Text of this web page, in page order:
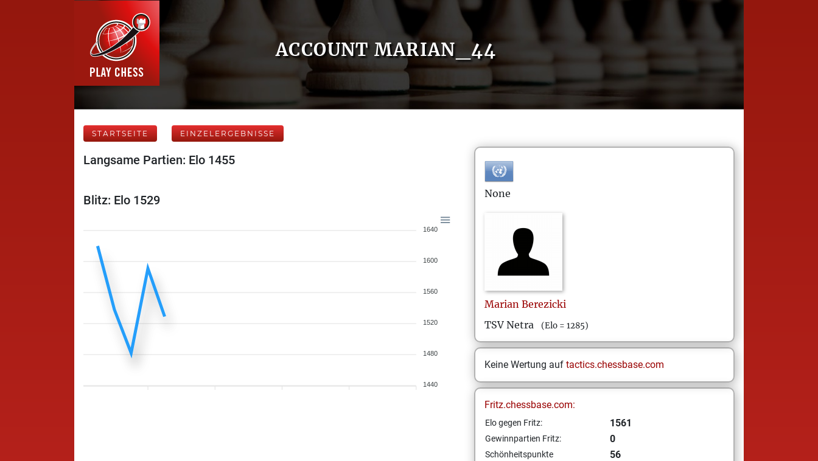
ACCOUNT MARIAN_44
STARTSEITE EINZELERGEBNISSE
Langsame Partien: Elo 1455
Blitz: Elo 1529
1640
1600
1560
1520
1480
1440
None
Marian Berezicki
TSV Netra
(Elo = 1285)
Keine Wertung auf tactics.chessbase.com
Fritz.chessbase.com:
Elo gegen Fritz: 1561
Gewinnpartien Fritz: 0
Schönheitspunkte
56